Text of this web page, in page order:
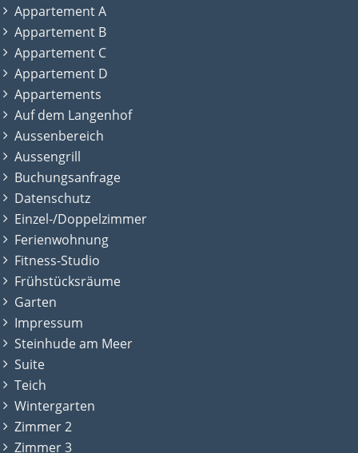
Appartement A
Appartement B
Appartement C
Appartement D
Appartements
Auf dem Langenhof
Aussenbereich
Aussengrill
Buchungsanfrage
Datenschutz
Einzel-/Doppelzimmer
Ferienwohnung
Fitness-Studio
Frühstücksräume
Garten
Impressum
Steinhude am Meer
Suite
Teich
Wintergarten
Zimmer 2
Zimmer 3